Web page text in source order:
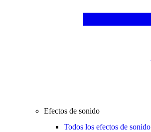
Efectos de sonido
Todos los efectos de sonido